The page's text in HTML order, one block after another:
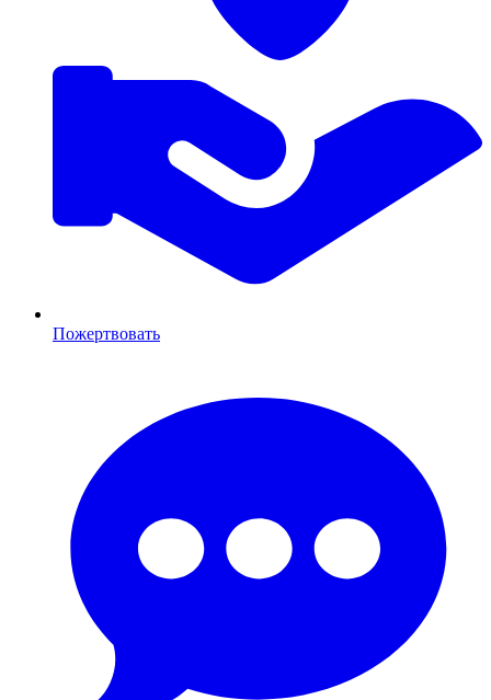
Пожертвовать